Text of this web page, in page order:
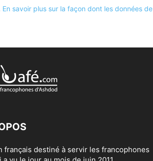
En savoir plus sur la façon dont les données de
français destiné à servir les francophones